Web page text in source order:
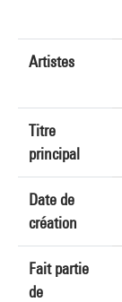
Artistes
Titre
principal
Date de
création
Fait partie
de